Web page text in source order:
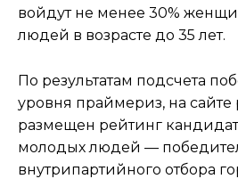
войдут не менее 30%
людей в возрасте до 35 лет.
По результатам подсчета
уровня праймериз, на сайте
размещен рейтинг
молодых людей —
внутрипартийного отбора